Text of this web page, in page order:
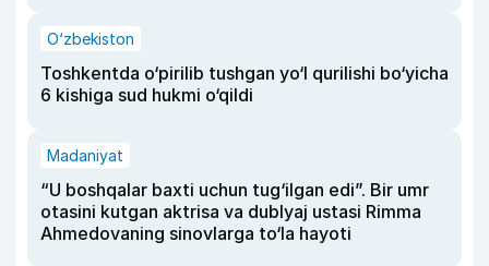
O‘zbekiston
Toshkentda o‘pirilib tushgan yo‘l qurilishi bo‘yicha
6 kishiga sud hukmi o‘qildi
Madaniyat
“U boshqalar baxti uchun tug‘ilgan edi”. Bir umr
otasini kutgan aktrisa va dublyaj ustasi Rimma
Ahmedovaning sinovlarga to‘la hayoti